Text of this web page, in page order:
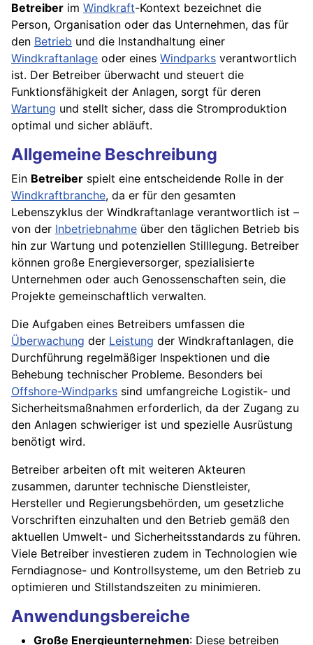
Betreiber im Windkraft-Kontext bezeichnet die
Person, Organisation oder das Unternehmen, das für
den Betrieb und die Instandhaltung einer
Windkraftanlage oder eines Windparks verantwortlich
ist. Der Betreiber überwacht und steuert die
Funktionsfähigkeit der Anlagen, sorgt für deren
Wartung und stellt sicher, dass die Stromproduktion
optimal und sicher abläuft.
Allgemeine Beschreibung
Ein Betreiber spielt eine entscheidende Rolle in der
Windkraftbranche, da er für den gesamten
Lebenszyklus der Windkraftanlage verantwortlich ist –
von der Inbetriebnahme über den täglichen Betrieb bis
hin zur Wartung und potenziellen Stilllegung. Betreiber
können große Energieversorger, spezialisierte
Unternehmen oder auch Genossenschaften sein, die
Projekte gemeinschaftlich verwalten.
Die Aufgaben eines Betreibers umfassen die
Überwachung der Leistung der Windkraftanlagen, die
Durchführung regelmäßiger Inspektionen und die
Behebung technischer Probleme. Besonders bei
Offshore-Windparks sind umfangreiche Logistik- und
Sicherheitsmaßnahmen erforderlich, da der Zugang zu
den Anlagen schwieriger ist und spezielle Ausrüstung
benötigt wird.
Betreiber arbeiten oft mit weiteren Akteuren
zusammen, darunter technische Dienstleister,
Hersteller und Regierungsbehörden, um gesetzliche
Vorschriften einzuhalten und den Betrieb gemäß den
aktuellen Umwelt- und Sicherheitsstandards zu führen.
Viele Betreiber investieren zudem in Technologien wie
Ferndiagnose- und Kontrollsysteme, um den Betrieb zu
optimieren und Stillstandszeiten zu minimieren.
Anwendungsbereiche
Große Energieunternehmen: Diese betreiben